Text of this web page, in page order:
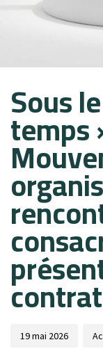
Sous
temps
on:
19 mai 2026